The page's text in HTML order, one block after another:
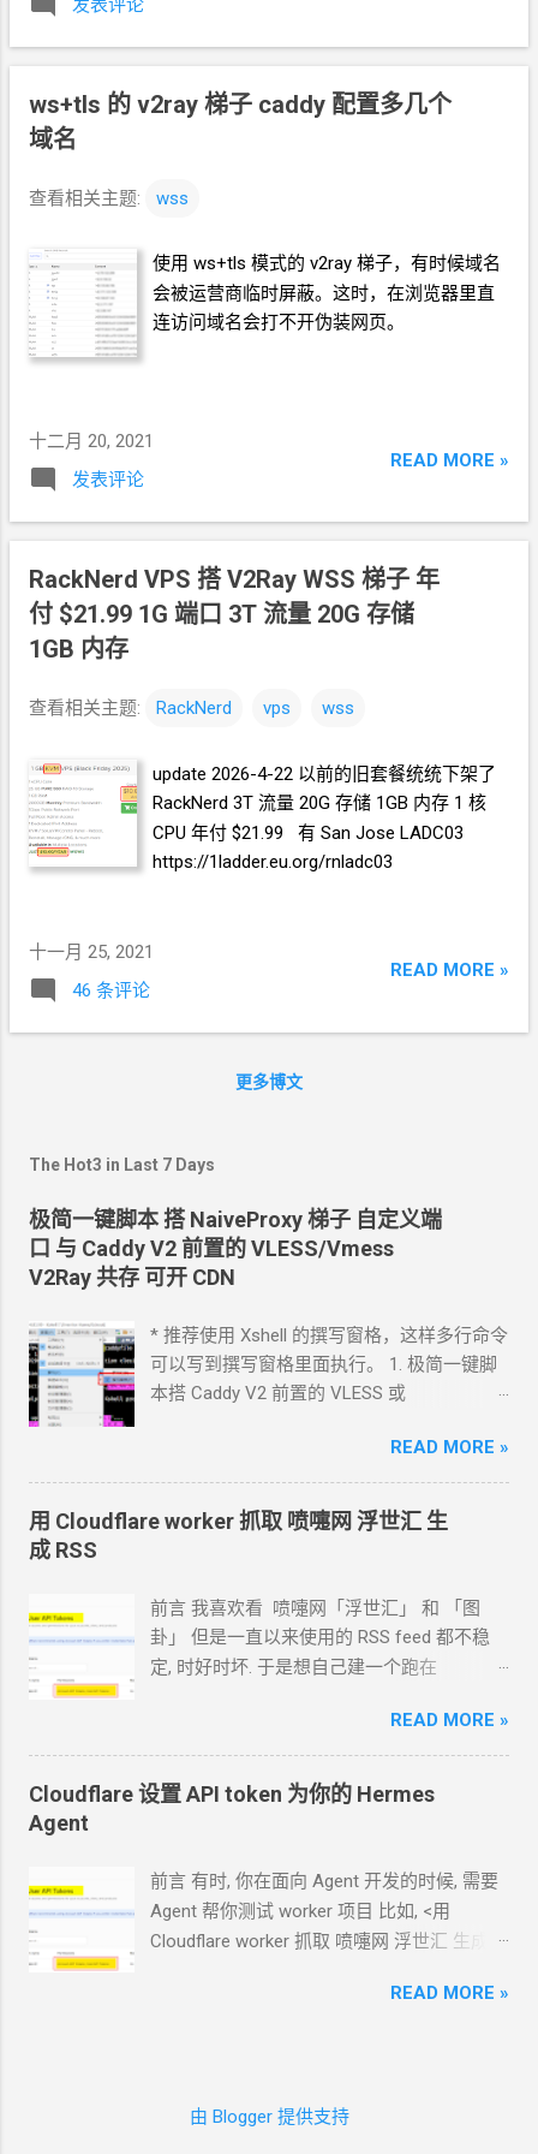
发表评论
ws+tls 的 v2ray 梯子 caddy 配置多几个
域名
查看相关主题: wss
使用 ws+tls 模式的 v2ray 梯子，有时候域名
会被运营商临时屏蔽。这时，在浏览器里直
连访问域名会打不开伪装网页。
十二月 20, 2021
发表评论
READ MORE »
RackNerd VPS 搭 V2Ray WSS 梯子 年
付 $21.99 1G 端口 3T 流量 20G 存储
1GB 内存
查看相关主题: RackNerd vps wss
update 2026-4-22 以前的旧套餐统统下架了
RackNerd 3T 流量 20G 存储 1GB 内存 1 核
CPU 年付 $21.99 有 San Jose LADC03
https://1ladder.eu.org/rnladc03
十一月 25, 2021
46 条评论
READ MORE »
更多博文
The Hot3 in Last 7 Days
极简一键脚本 搭 NaiveProxy梯子 自定义端
口 与 Caddy V2 前置的VLESS/Vmess
V2Ray共存 可开 CDN
* 推荐使用 Xshell 的撰写窗格，这样多行命令
可以写到撰写窗格里面执行。 1. 极简一键脚
本搭 Caddy V2 前置的 VLESS 或
关掉 bash
<(curl -L
https://github.com/crazypeace/v2ray_wss/ra
设置域名解析, 如 np.mydomain.com , CDN
掉 -update- 所有以下这些步骤，我做成了一
个一键脚本。执行这个脚本，以下步骤都不
https://github.com/crazypeace/naive/raw/m
https://caddyserver.com/docs/install#debian
https curl -1sLf
'https://dl.cloudsmith.io/public/caddy/stable/
gpg.key' | sudo gpg --dearmor -o
apt update sudo apt install caddy 2.3 下载
READ MORE »
用 Cloudflare worker 抓取 喷嚏网 浮世汇 生
成 RSS
前言 我喜欢看 喷嚏网「浮世汇」 和 「图
卦」 但是一直以来使用的 RSS feed 都不稳
定, 时好时坏. 于是想自己建一个跑在
Hermes 对接 grok-4.5 下面的引用框里面都是
我发给 Agent 的自然语言 我要创建一个
cloudflare 的 API token, 这个 token 有最大的
跑在 VPS 上, 所以我只能这么干. 遇到问题可
以截图发给 Agent 问应该点哪里. 如果你的
Agent 跑在你自己电脑上, 你让 Agent 自己操
API token 关键注意权限 Account.API
cfut_*************************************
READ MORE »
Cloudflare 设置 API token 为你的 Hermes
Agent
前言 有时, 你在面向 Agent 开发的时候, 需要
Agent 帮你测试 worker 项目 比如, <用
Cloudflare worker 抓取 喷嚏网 浮世汇 生成
https://blog.icdyct.nyc.mn/2026/07/cloudflare
S3 上传器>
READ MORE »
由 Blogger 提供支持